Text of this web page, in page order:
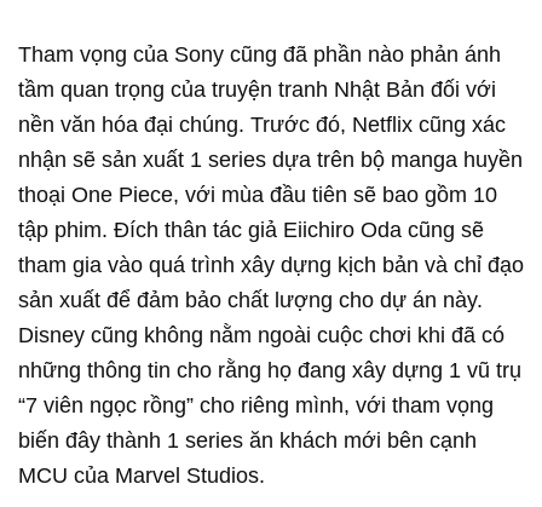
Tham vọng của Sony cũng đã phần nào phản ánh
tầm quan trọng của truyện tranh Nhật Bản đối với
nền văn hóa đại chúng. Trước đó, Netflix cũng xác
nhận sẽ sản xuất 1 series dựa trên bộ manga huyền
thoại One Piece, với mùa đầu tiên sẽ bao gồm 10
tập phim. Đích thân tác giả Eiichiro Oda cũng sẽ
tham gia vào quá trình xây dựng kịch bản và chỉ đạo
sản xuất để đảm bảo chất lượng cho dự án này.
Disney cũng không nằm ngoài cuộc chơi khi đã có
những thông tin cho rằng họ đang xây dựng 1 vũ trụ
“7 viên ngọc rồng” cho riêng mình, với tham vọng
biến đây thành 1 series ăn khách mới bên cạnh
MCU của Marvel Studios.